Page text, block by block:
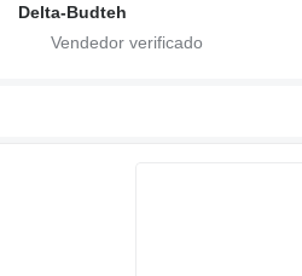
Delta-Budteh